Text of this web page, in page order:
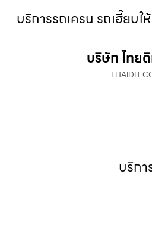
บริการรถเครน รถเฮี๊ยบ
บริษัท ไทย
THAIDIT
บริก